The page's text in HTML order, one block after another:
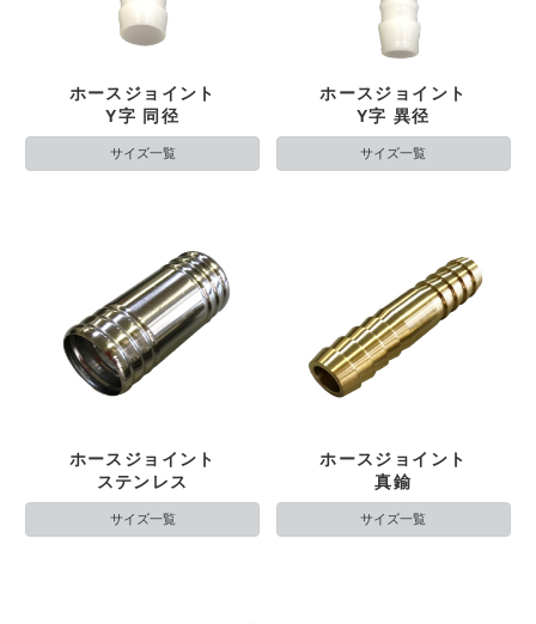
ホースジョイント
Y字 同径
サイズ一覧
ホースジョイント
Y字 異径
サイズ一覧
ホースジョイント
ステンレス
サイズ一覧
ホースジョイント
真鍮
サイズ一覧